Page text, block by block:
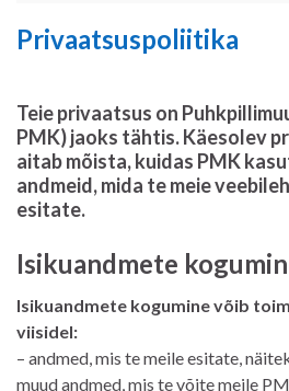
Privaatsuspoliitika
Teie privaatsus on
PMK) jaoks tähtis. Käesolev
aitab mõista, kuidas PMK
andmeid, mida te meie
esitate.
Isikuandmete
Isikuandmete kogumine võib
viisidel:
– andmed, mis te meile esitate,
muud andmed, mis te võite meile